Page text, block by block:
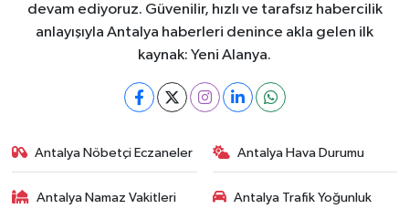
devam ediyoruz. Güvenilir, hızlı ve tarafsız habercilik
anlayışıyla Antalya haberleri denince akla gelen ilk
kaynak: Yeni Alanya.
Antalya Nöbetçi Eczaneler Antalya Hava Durumu
Antalya Namaz Vakitleri
Antalya Trafik Yoğunluk